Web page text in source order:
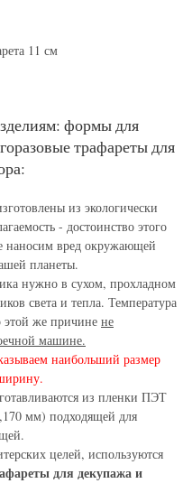
11 см
формы для
трафареты для
из экологически
- достоинство этого
наносим вред окружающей
планеты.
нужно в сухом, прохладном
света и тепла. Температура
же причине не
машине.
наибольший размер
из пленки ПЭТ
мм) подходящей для
целей, используются
для декупажа и